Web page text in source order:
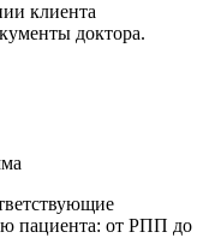
клиента
доктора.
пациента: от РПП до